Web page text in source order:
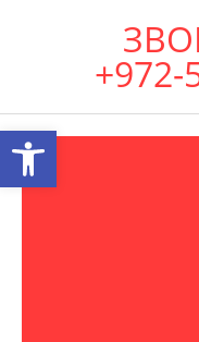
+972-
Открыть панель